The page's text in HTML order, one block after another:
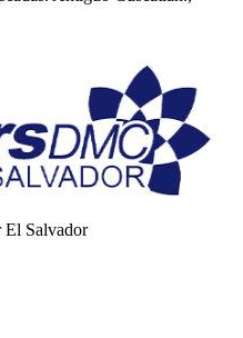
El Salvador